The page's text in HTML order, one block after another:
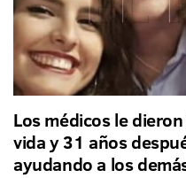
Los médicos le
vida y 31 años
ayudando a los